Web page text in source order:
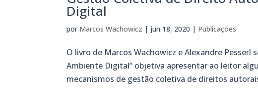
Digital
por Marcos Wachowicz | jun 18, 2020 | Publicações
O livro de Marcos Wachowicz e Alexandre
Ambiente Digital” objetiva apresentar ao leitor
mecanismos de gestão coletiva de direitos